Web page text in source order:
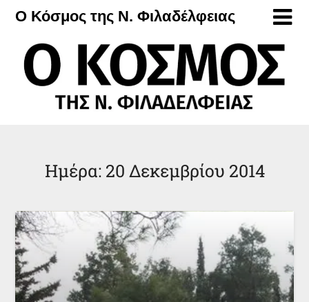
Μετάβαση
περιεχόμενο
Ο Κόσμος της Ν. Φιλαδέλφειας
Ημέρα: 20 Δεκεμβρίου 2014